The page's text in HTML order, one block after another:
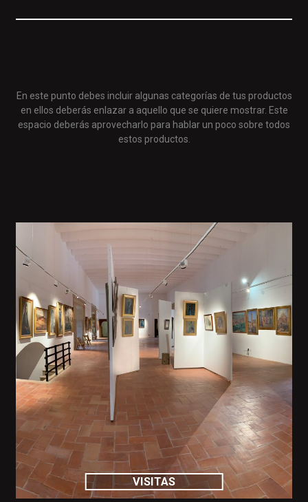
En este punto debes incluir algunas categorías de tus productos
en ellos deberás enlazar a aquello que se quiere mostrar. Este
espacio deberás aprovecharlo para hablar un poco sobre todos
estos productos.
VISITAS